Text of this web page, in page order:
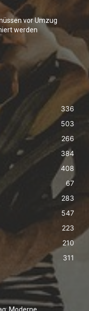
vor Umzug
werden
336
503
266
384
408
67
283
547
223
210
311